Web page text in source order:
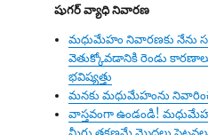
షుగర్ వ్యాధినివారణ
మధుమేహం నివారణకు
వెతుక్కోవడానికి రెండు
భవిష్యత్తు
మనకు మధుమేహంను నివారించే
వాస్తవంగా ఉండండి!